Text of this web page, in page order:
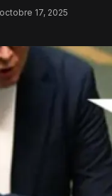
octobre 17, 2025